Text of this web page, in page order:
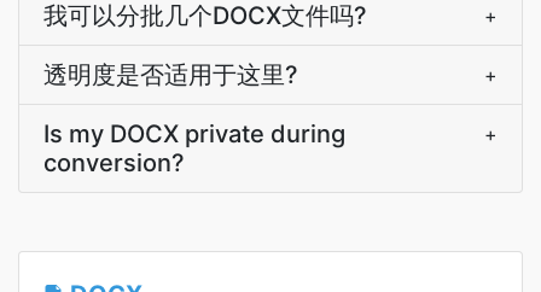
我可以分批几个DOCX文件吗? +
透明度是否适用于这里? +
Is my DOCX private during
conversion?
+